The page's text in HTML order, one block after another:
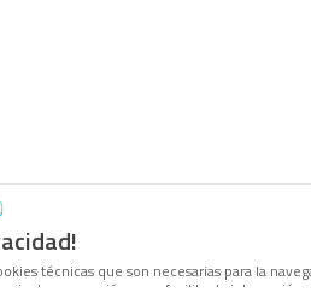
técnicas que son necesarias para la
de navegación, para facilitar la